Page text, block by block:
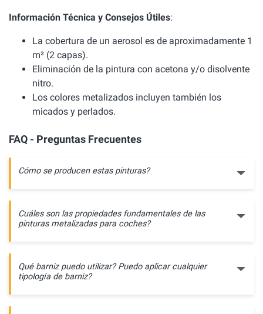
Información Técnica y Consejos Útiles:
La cobertura de un aerosol es de aproximadamente 1
m² (2 capas).
Eliminación de la pintura con acetona y/o disolvente
nitro.
Los colores metalizados incluyen también los
micados y perlados.
FAQ - Preguntas Frecuentes
Cómo se producen estas pinturas?
Cuáles son las propiedades fundamentales de las
pinturas metalizadas para coches?
Qué barniz puedo utilizar? Puedo aplicar cualquier
tipología de barniz?